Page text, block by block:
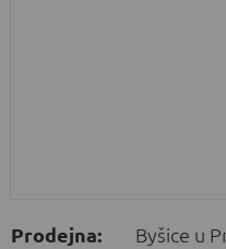
Prodejna:
Byšice u